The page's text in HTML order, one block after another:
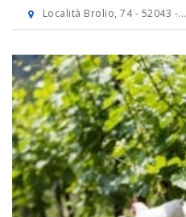
Località Brolio, 74 - 52043 -...